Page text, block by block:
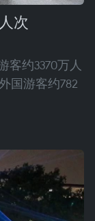
次
客约3370万人
国游客约782